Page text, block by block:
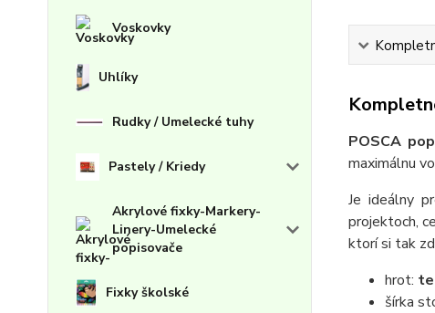
Voskovky
Uhlíky
Rudky / Umelecké tuhy
Pastely / Kriedy
Akrylové fixky-Markery-
Linery-Umelecké
popisovače
Fixky školské
POSCA
maximálnu
Je ideálny
projektoch,
ktorí si tak
hrot:
šírka